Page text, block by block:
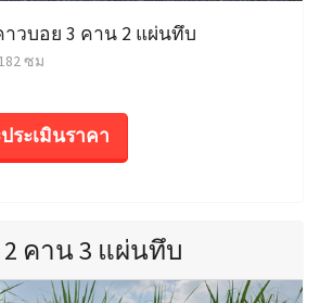
าวบอย 3 คาน 2 แผ่นทึบ
ซม
ระเมินราคา
คาน 3 แผ่นทึบ